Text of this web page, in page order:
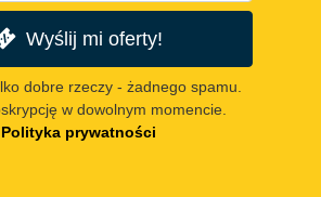
Wyślij mi oferty!
dobre rzeczy - żadnego spamu.
w dowolnym momencie.
Polityka prywatności